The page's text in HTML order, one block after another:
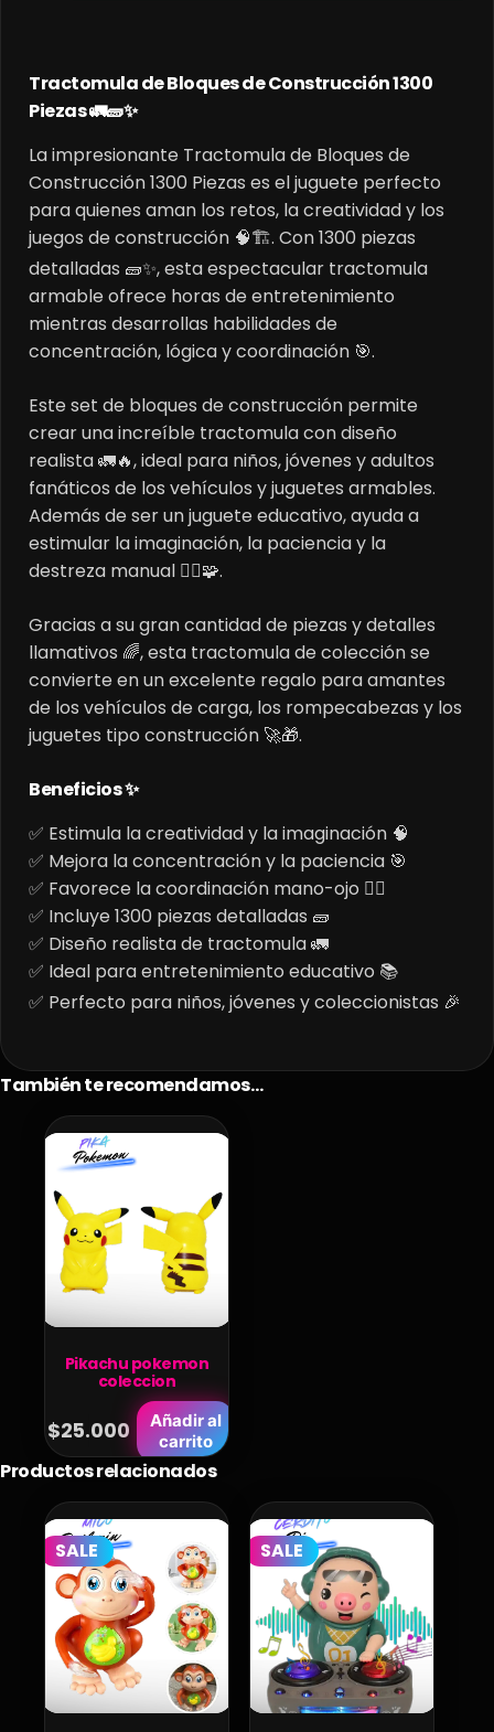
Tractomula de Bloques de Construcción 1300
Piezas 🚛🧱✨
La impresionante Tractomula de Bloques de
Construcción 1300 Piezas es el juguete perfecto
para quienes aman los retos, la creatividad y los
juegos de construcción 🧠🏗️. Con 1300 piezas
detalladas 🧱✨, esta espectacular tractomula
armable ofrece horas de entretenimiento
mientras desarrollas habilidades de
concentración, lógica y coordinación 🎯.
Este set de bloques de construcción permite
crear una increíble tractomula con diseño
realista 🚛🔥, ideal para niños, jóvenes y adultos
fanáticos de los vehículos y juguetes armables.
Además de ser un juguete educativo, ayuda a
estimular la imaginación, la paciencia y la
destreza manual 🤹‍♂️🧩.
Gracias a su gran cantidad de piezas y detalles
llamativos 🌈, esta tractomula de colección se
convierte en un excelente regalo para amantes
de los vehículos de carga, los rompecabezas y los
juguetes tipo construcción 🚀🎁.
Beneficios ✨
✅ Estimula la creatividad y la imaginación 🧠
✅ Mejora la concentración y la paciencia 🎯
✅ Favorece la coordinación mano-ojo 🤹‍♂️
✅ Incluye 1300 piezas detalladas 🧱
✅ Diseño realista de tractomula 🚛
✅ Ideal para entretenimiento educativo 📚
✅ Perfecto para niños, jóvenes y coleccionistas 🎉
También te recomendamos…
Pikachu pokemon
coleccion
$25.000
Añadir al
carrito
Productos relacionados
SALE SALE